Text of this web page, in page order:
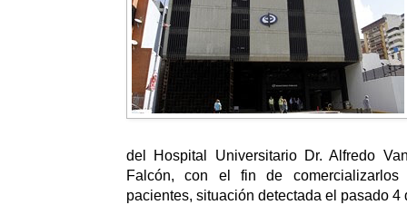
del Hospital Universitario Dr. Alfredo
Falcón, con el fin de
pacientes, situación detectada el pasado 4